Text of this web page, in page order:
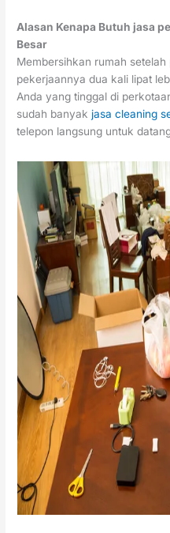
Alasan Kenapa Butuh jasa
Besar
Membersihkan rumah
pekerjaannya dua kali lipat
Anda yang tinggal di
sudah banyak jasa cleaning
telepon langsung untuk